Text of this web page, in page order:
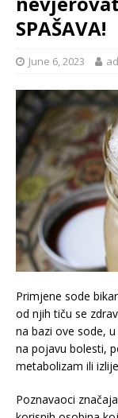
SPAŠAVA!
June 6, 2023
Primjene sode
od njih tiču se
na bazi ove sode,
na pojavu bolesti,
metabolizam ili
Poznavaoci